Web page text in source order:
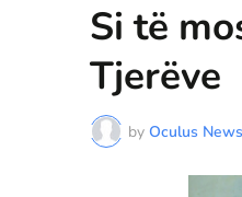
Si të
Tjerëve
by Oculus News